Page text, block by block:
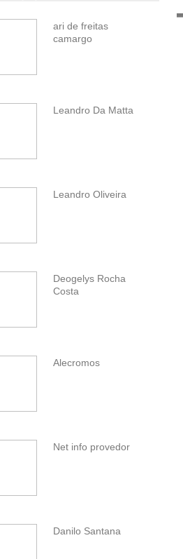
ari de freitas
camargo
Leandro Da Matta
Leandro Oliveira
Deogelys Rocha
Costa
Alecromos
Net info provedor
Danilo Santana